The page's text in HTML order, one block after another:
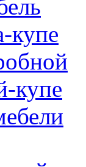
купе
купе